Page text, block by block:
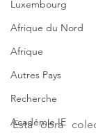
Luxembourg
Afrique du Nord
Afrique
Autres Pays
Recherche
Académie IE
Esta obra